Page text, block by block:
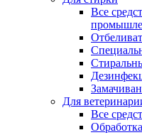
Все
Для
Все